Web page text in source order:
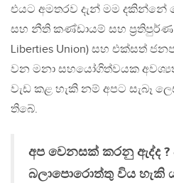
එයට අමතරව දැන් මම
සහ නීති කණ්ඩායම් සහ ප්‍රතිපුර්ණ
Liberties Union) සහ එක්සත්
වන මනා සහයෝගිත්වයක
වැඩ කළ හැකි නම් අපට සැබෑ
තිබේ.
අප වෙනසක් කරනු ඇද්ද ?
බලාපොරොත්තු විය හැකි